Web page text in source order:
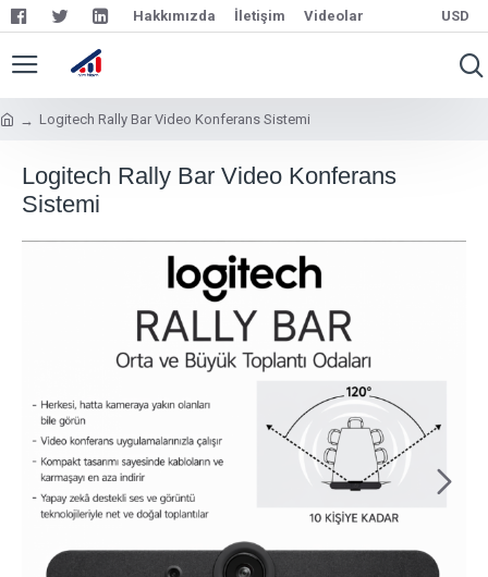
Hakkımızda İletişim Videolar USD
Logitech Rally Bar Video Konferans Sistemi
Logitech Rally Bar Video Konferans
Sistemi